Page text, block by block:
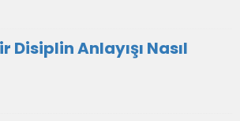
Anlayışı Nasıl